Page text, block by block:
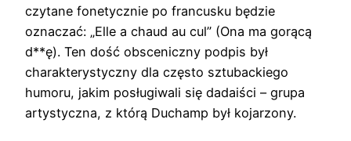
czytane fonetycznie po francusku będzie
oznaczać: „Elle a chaud au cul” (Ona ma gorącą
d**ę). Ten dość obsceniczny podpis był
charakterystyczny dla często sztubackiego
humoru, jakim posługiwali się dadaiści – grupa
artystyczna, z którą Duchamp był kojarzony.